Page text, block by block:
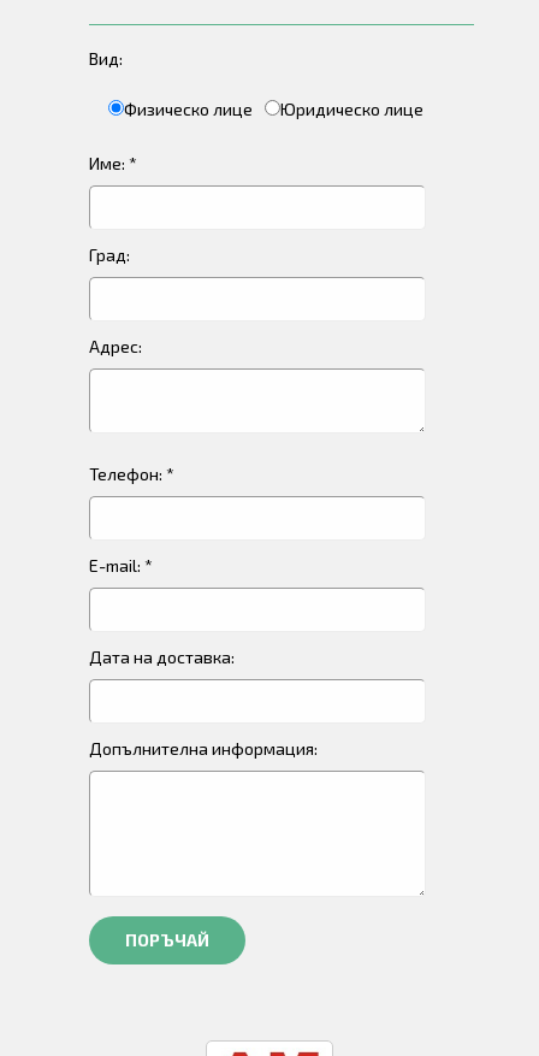
Вид:
Физическо лице Юридическо лице
Име: *
Град:
Адрес:
Телефон: *
E-mail: *
Дата на доставка:
Допълнителна информация:
ПОРЪЧАЙ